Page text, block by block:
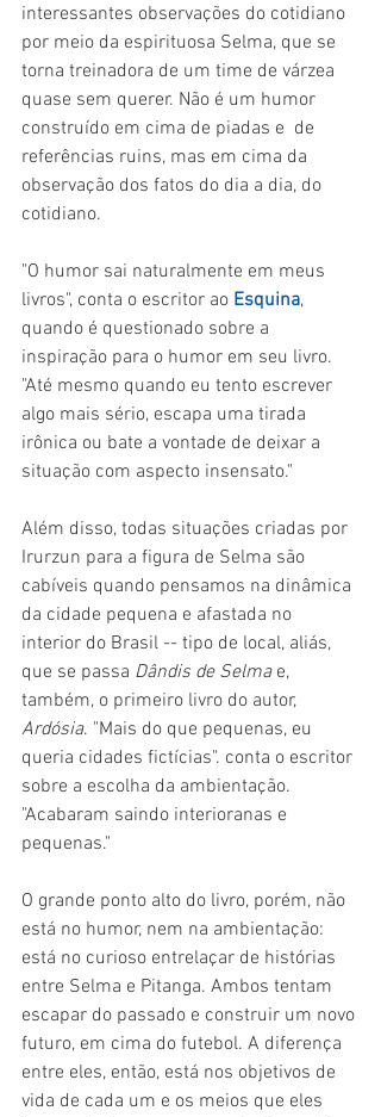
interessantes observações do cotidiano
por meio da espirituosa Selma, que se
torna treinadora de um time de várzea
quase sem querer. Não é um humor
construído em cima de piadas e  de
referências ruins, mas em cima da
observação dos fatos do dia a dia, do
cotidiano.
"O humor sai naturalmente em meus
livros", conta o escritor ao Esquina,
quando é questionado sobre a
inspiração para o humor em seu livro.
"Até mesmo quando eu tento escrever
algo mais sério, escapa uma tirada
irônica ou bate a vontade de deixar a
situação com aspecto insensato."
Além disso, todas situações criadas por
Irurzun para a figura de Selma são
cabíveis quando pensamos na dinâmica
da cidade pequena e afastada no
interior do Brasil -- tipo de local, aliás,
que se passa Dândis de Selma e,
também, o primeiro livro do autor,
Ardósia. "Mais do que pequenas, eu
queria cidades fictícias". conta o escritor
sobre a escolha da ambientação.
"Acabaram saindo interioranas e
pequenas."
O grande ponto alto do livro, porém, não
está no humor, nem na ambientação:
está no curioso entrelaçar de histórias
entre Selma e Pitanga. Ambos tentam
escapar do passado e construir um novo
futuro, em cima do futebol. A diferença
entre eles, então, está nos objetivos de
vida de cada um e os meios que eles